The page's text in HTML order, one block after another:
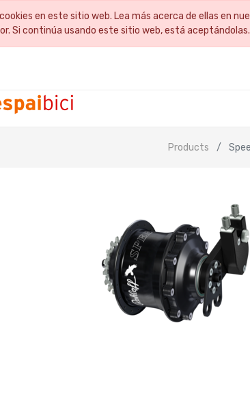
en este sitio web. Lea más acerca de ellas en
Si continúa usando este sitio web, está aceptándolas.
Products